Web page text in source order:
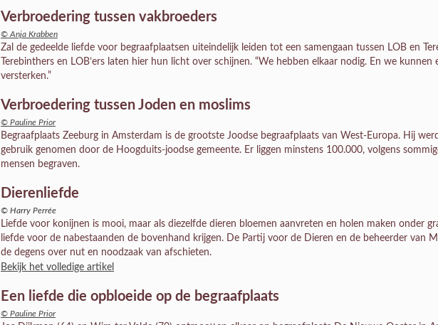
Verbroedering tussen vakbroeders
© Anja Krabben
Zal de gedeelde liefde voor begraafplaatsen uiteindelijk leiden tot een samengaan tussen LOB en
Terebinthers en LOB’ers laten hier hun licht over schijnen. “We hebben elkaar nodig. En we kunnen
versterken.”
Verbroedering tussen Joden en moslims
© Pauline Prior
Begraafplaats Zeeburg in Amsterdam is de grootste Joodse begraafplaats van West-Europa. Hij
gebruik genomen door de Hoogduits-joodse gemeente. Er liggen minstens 100.000, volgens
mensen begraven.
Dierenliefde
© Harry Perrée
Liefde voor konijnen is mooi, maar als diezelfde dieren bloemen aanvreten en holen maken onder
liefde voor de nabestaanden de bovenhand krijgen. De Partij voor de Dieren en de beheerder van
de degens over nut en noodzaak van afschieten.
Bekijk het volledige artikel
Een liefde die opbloeide op de begraafplaats
© Pauline Prior